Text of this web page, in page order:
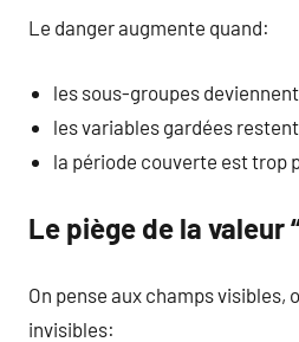
Le danger augmente quand:
les sous-groupes
les variables gardées
la période couverte est trop
Le piège de la valeur
On pense aux champs visibles,
invisibles: